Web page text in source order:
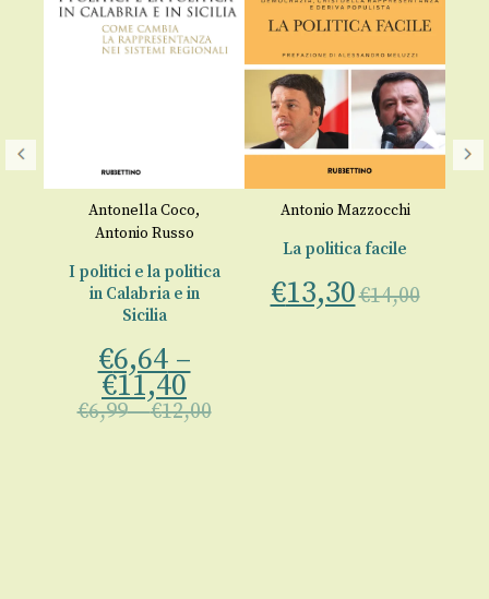
Antonella Coco,
Antonio Russo
I politici e la politica
in Calabria e in
Sicilia
€6,64–
€11,40
€6,99–€12,00
Antonio Mazzocchi
La politica facile
€13,30€14,00